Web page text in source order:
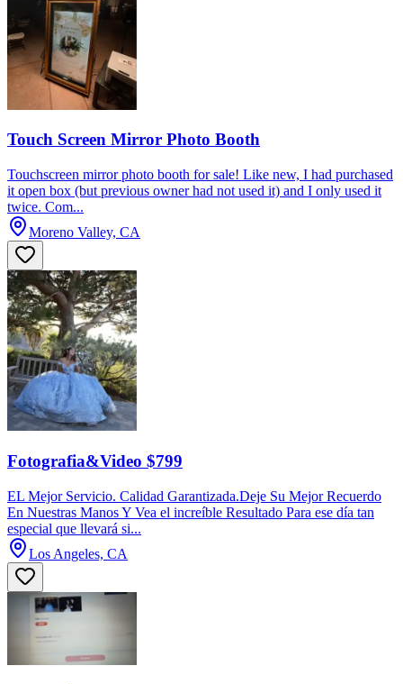
Touch Screen Mirror Photo Booth
Touchscreen mirror photo booth for sale! Like new, I had purchased
it open box (but previous owner had not used it) and I only used it
twice. Com...
Moreno Valley, CA
Fotografia&Video $799
EL Mejor Servicio. Calidad Garantizada.Deje Su Mejor Recuerdo
En Nuestras Manos Y Vea el increíble Resultado Para ese día tan
especial que llevará si...
Los Angeles, CA